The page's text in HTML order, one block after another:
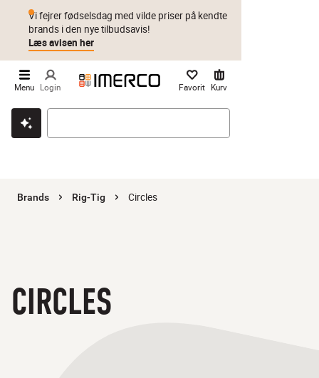
Klik & hent Byt i 1 år Prismatch
Vi fejrer fødselsdag med vilde priser på kendte
brands i den nye tilbudsavis!
Læs avisen her
Menu Login Favorit Kurv
Brands Rig-Tig Circles
CIRCLES